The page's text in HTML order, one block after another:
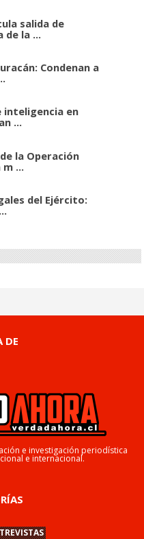
salida de
de la ...
Condenan a
inteligencia en
...
la Operación
...
del Ejército:
DE
e investigación periodística
e internacional.